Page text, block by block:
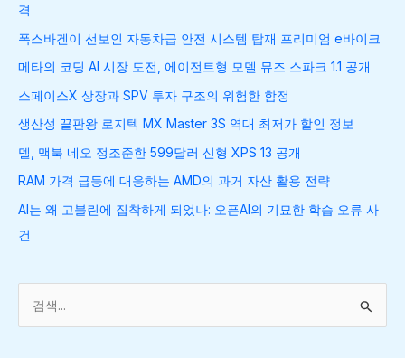
격
폭스바겐이 선보인 자동차급 안전 시스템 탑재 프리미엄 e바이크
메타의 코딩 AI 시장 도전, 에이전트형 모델 뮤즈 스파크 1.1 공개
스페이스X 상장과 SPV 투자 구조의 위험한 함정
생산성 끝판왕 로지텍 MX Master 3S 역대 최저가 할인 정보
델, 맥북 네오 정조준한 599달러 신형 XPS 13 공개
RAM 가격 급등에 대응하는 AMD의 과거 자산 활용 전략
AI는 왜 고블린에 집착하게 되었나: 오픈AI의 기묘한 학습 오류 사
건